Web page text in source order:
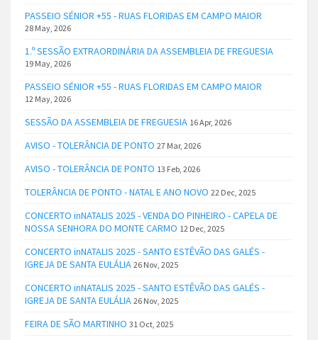
PASSEIO SÉNIOR +55 - RUAS FLORIDAS EM CAMPO MAIOR
28 May, 2026
1.º SESSÃO EXTRAORDINÁRIA DA ASSEMBLEIA DE FREGUESIA
19 May, 2026
PASSEIO SÉNIOR +55 - RUAS FLORIDAS EM CAMPO MAIOR
12 May, 2026
SESSÃO DA ASSEMBLEIA DE FREGUESIA 16 Apr, 2026
AVISO - TOLERÂNCIA DE PONTO 27 Mar, 2026
AVISO - TOLERÂNCIA DE PONTO 13 Feb, 2026
TOLERÂNCIA DE PONTO - NATAL E ANO NOVO 22 Dec, 2025
CONCERTO inNATALIS 2025 - VENDA DO PINHEIRO - CAPELA DE
NOSSA SENHORA DO MONTE CARMO 12 Dec, 2025
CONCERTO inNATALIS 2025 - SANTO ESTÊVÃO DAS GALÉS -
IGREJA DE SANTA EULÁLIA 26 Nov, 2025
CONCERTO inNATALIS 2025 - SANTO ESTÊVÃO DAS GALÉS -
IGREJA DE SANTA EULÁLIA 26 Nov, 2025
FEIRA DE SÃO MARTINHO 31 Oct, 2025